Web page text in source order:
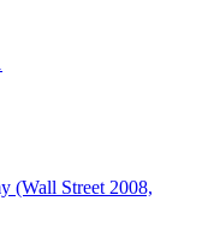
(Wall Street 2008,